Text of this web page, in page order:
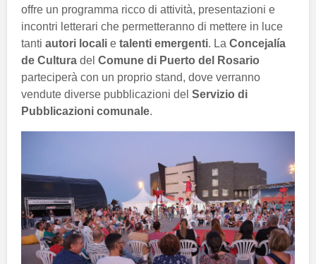
offre un programma ricco di attività, presentazioni e
incontri letterari che permetteranno di mettere in luce
tanti autori locali e talenti emergenti. La Concejalía
de Cultura del Comune di Puerto del Rosario
parteciperà con un proprio stand, dove verranno
vendute diverse pubblicazioni del Servizio di
Pubblicazioni comunale.